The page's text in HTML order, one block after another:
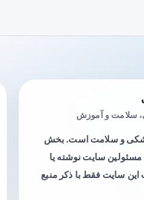
سلامت و آموزش
و سلامت است. بخش
سایت نوشته یا
این سایت فقط با ذکر منبع